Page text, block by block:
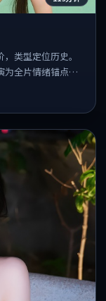
类型定位历史。
为全片情绪锚点，